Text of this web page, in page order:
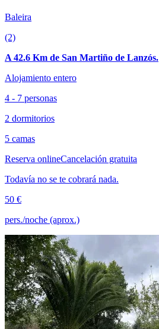
Baleira
(2)
A 42.6 Km de San Martiño de Lanzós.
Alojamiento entero
4 - 7 personas
2 dormitorios
5 camas
Reserva onlineCancelación gratuita
Todavía no se te cobrará nada.
50 €
pers./noche (aprox.)